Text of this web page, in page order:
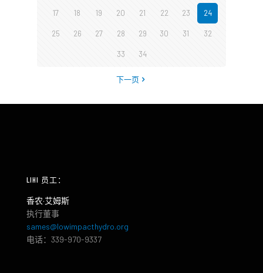
17 18 19 20 21 22 23 24
25 26 27 28 29 30 31 32
33 34
下一页
LIHI 员工：
香农·艾姆斯
执行董事
sames@lowimpacthydro.org
电话：339-970-9337